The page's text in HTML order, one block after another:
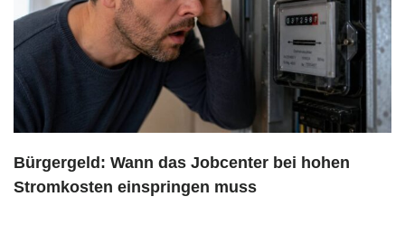
Bürgergeld: Wann das Jobcenter bei hohen
Stromkosten einspringen muss